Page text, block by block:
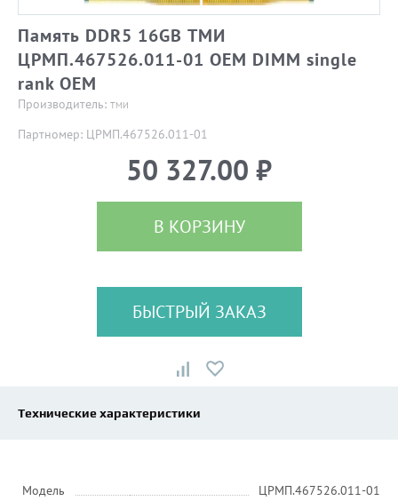
Память DDR5 16GB ТМИ
ЦРМП.467526.011-01 OEM DIMM single
rank OEM
Производитель: ТМИ
Партномер: ЦРМП.467526.011-01
50 327.00 ₽
В КОРЗИНУ
БЫСТРЫЙ ЗАКАЗ
Технические характеристики
Модель
ЦРМП.467526.011-01